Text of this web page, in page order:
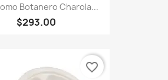
Botanero Charola...
$293.00
favorite_border